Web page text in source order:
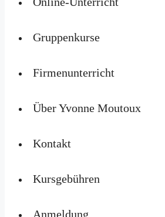
Gruppenkurse
Firmenunterricht
Über Yvonne Moutoux
Kontakt
Kursgebühren
Anmeldung